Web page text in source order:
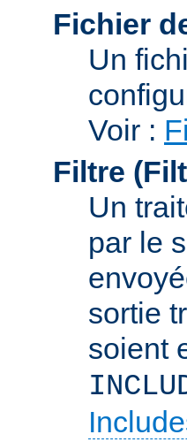
Fichier
Un
Voir :
Filtre
Un
par le
sortie
soient